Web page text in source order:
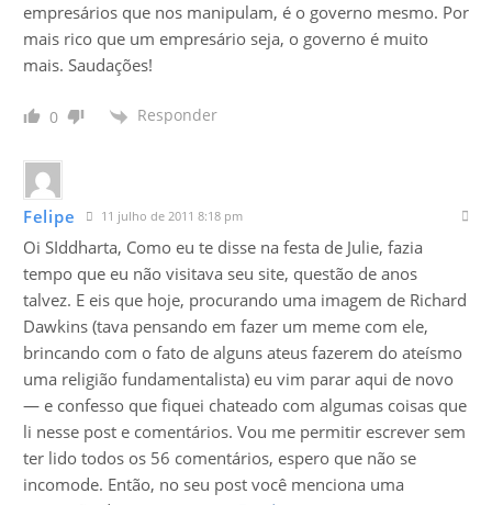
empresários que nos manipulam, é o governo mesmo. Por
mais rico que um empresário seja, o governo é muito
mais. Saudações!
0 Responder
Felipe 11 julho de 2011 8:18 pm
Oi SIddharta, Como eu te disse na festa de Julie, fazia
tempo que eu não visitava seu site, questão de anos
talvez. E eis que hoje, procurando uma imagem de Richard
Dawkins (tava pensando em fazer um meme com ele,
brincando com o fato de alguns ateus fazerem do ateísmo
uma religião fundamentalista) eu vim parar aqui de novo
— e confesso que fiquei chateado com algumas coisas que
li nesse post e comentários. Vou me permitir escrever sem
ter lido todos os 56 comentários, espero que não se
incomode. Então, no seu post você menciona uma